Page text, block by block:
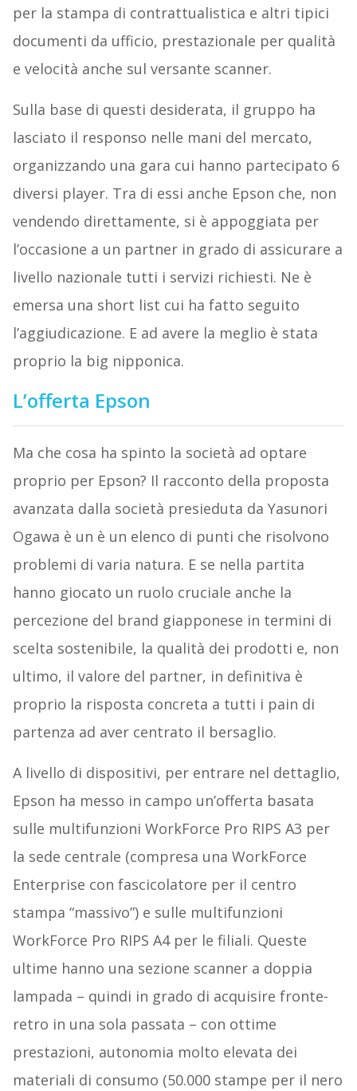
per la stampa di contrattualistica e altri tipici
documenti da ufficio, prestazionale per qualità
e velocità anche sul versante scanner.
Sulla base di questi desiderata, il gruppo ha
lasciato il responso nelle mani del mercato,
organizzando una gara cui hanno partecipato 6
diversi player. Tra di essi anche Epson che, non
vendendo direttamente, si è appoggiata per
l’occasione a un partner in grado di assicurare a
livello nazionale tutti i servizi richiesti. Ne è
emersa una short list cui ha fatto seguito
l’aggiudicazione. E ad avere la meglio è stata
proprio la big nipponica.
L’offerta Epson
Ma che cosa ha spinto la società ad optare
proprio per Epson? Il racconto della proposta
avanzata dalla società presieduta da Yasunori
Ogawa è un è un elenco di punti che risolvono
problemi di varia natura. E se nella partita
hanno giocato un ruolo cruciale anche la
percezione del brand giapponese in termini di
scelta sostenibile, la qualità dei prodotti e, non
ultimo, il valore del partner, in definitiva è
proprio la risposta concreta a tutti i pain di
partenza ad aver centrato il bersaglio.
A livello di dispositivi, per entrare nel dettaglio,
Epson ha messo in campo un’offerta basata
sulle multifunzioni WorkForce Pro RIPS A3 per
la sede centrale (compresa una WorkForce
Enterprise con fascicolatore per il centro
stampa “massivo”) e sulle multifunzioni
WorkForce Pro RIPS A4 per le filiali. Queste
ultime hanno una sezione scanner a doppia
lampada – quindi in grado di acquisire fronte-
retro in una sola passata – con ottime
prestazioni, autonomia molto elevata dei
materiali di consumo (50.000 stampe per il nero